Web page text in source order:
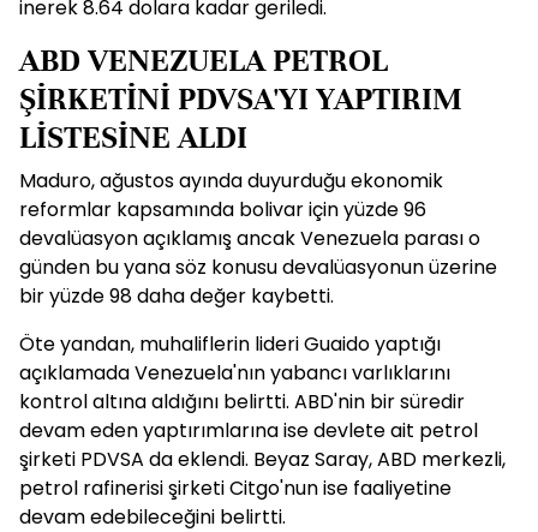
inerek 8.64 dolara kadar geriledi.
ABD VENEZUELA PETROL
ŞİRKETİNİ PDVSA'YI YAPTIRIM
LİSTESİNE ALDI
Maduro, ağustos ayında duyurduğu ekonomik
reformlar kapsamında bolivar için yüzde 96
devalüasyon açıklamış ancak Venezuela parası o
günden bu yana söz konusu devalüasyonun üzerine
bir yüzde 98 daha değer kaybetti.
Öte yandan, muhaliflerin lideri Guaido yaptığı
açıklamada Venezuela'nın yabancı varlıklarını
kontrol altına aldığını belirtti. ABD'nin bir süredir
devam eden yaptırımlarına ise devlete ait petrol
şirketi PDVSA da eklendi. Beyaz Saray, ABD merkezli,
petrol rafinerisi şirketi Citgo'nun ise faaliyetine
devam edebileceğini belirtti.